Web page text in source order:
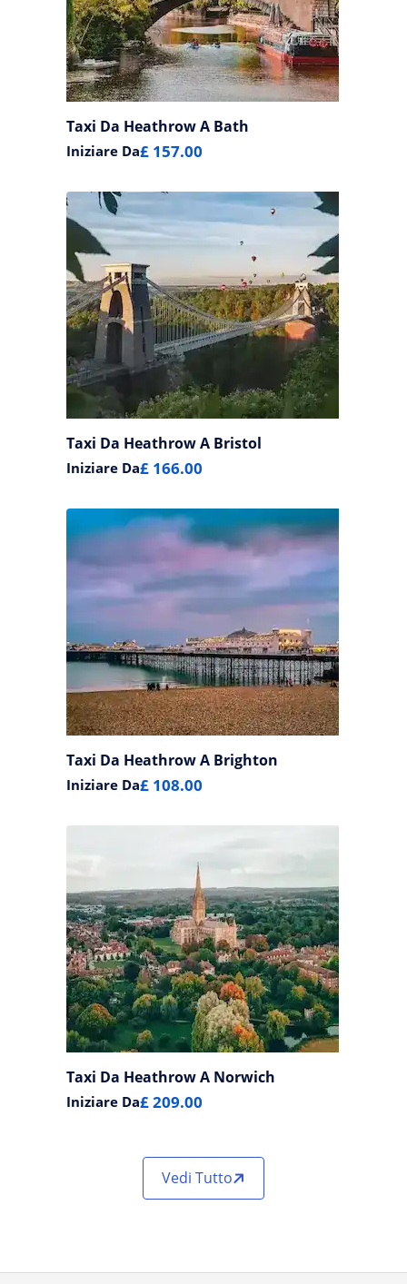
Taxi Da Heathrow A Bath
Iniziare Da£ 157.00
Taxi Da Heathrow A Bristol
Iniziare Da£ 166.00
Taxi Da Heathrow A Brighton
Iniziare Da£ 108.00
Taxi Da Heathrow A Norwich
Iniziare Da£ 209.00
Vedi Tutto